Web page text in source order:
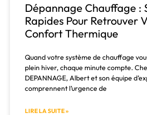
Dépannage Chauffage :
Rapides Pour Retrouver
Confort Thermique
Quand votre système de chauffage
plein hiver, chaque minute compte.
DEPANNAGE, Albert et son équipe
comprennent l’urgence de
LIRE LA SUITE »